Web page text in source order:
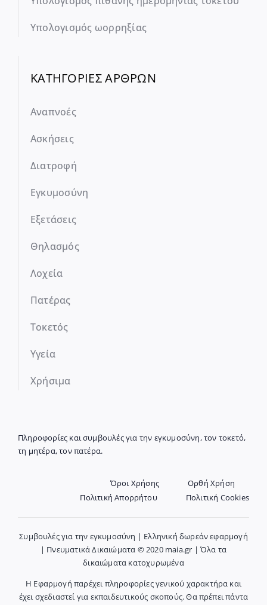
Υπολογισμός ωορρηξίας
ΚΑΤΗΓΟΡΙΕΣ ΑΡΘΡΩΝ
Αναπνοές
Ασκήσεις
Διατροφή
Εγκυμοσύνη
Εξετάσεις
Θηλασμός
Λοχεία
Πατέρας
Τοκετός
Υγεία
Χρήσιμα
Πληροφορίες και συμβουλές για την εγκυμοσύνη, τον τοκετό,
τη μητέρα, τον πατέρα.
Όροι Χρήσης
Ορθή Χρήση
Πολιτική Απορρήτου
Πολιτική Cookies
Συμβουλές για την εγκυμοσύνη | Ελληνική δωρεάν εφαρμογή
| Πνευματικά Δικαιώματα © 2020 maia.gr | Όλα τα
δικαιώματα κατοχυρωμένα
Η Εφαρμογή παρέχει πληροφορίες γενικού χαρακτήρα και
έχει σχεδιαστεί για εκπαιδευτικούς σκοπούς. Θα πρέπει πάντα